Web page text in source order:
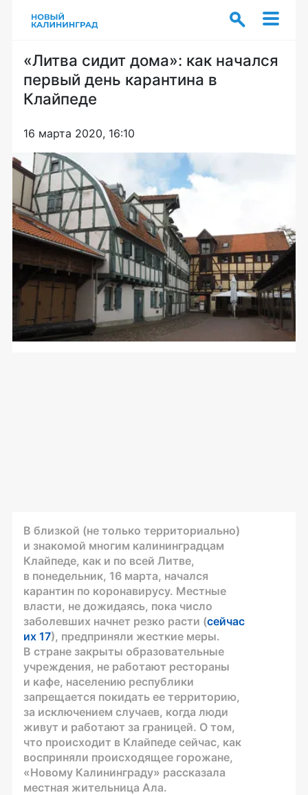
«Литва сидит дома»: как начался
первый день карантина в
Клайпеде
16 марта 2020, 16:10
В близкой (не только территориально)
и знакомой многим калининградцам
Клайпеде, как и по всей Литве,
в понедельник, 16 марта, начался
карантин по коронавирусу. Местные
власти, не дожидаясь, пока число
заболевших начнет резко расти (сейчас
их 17), предприняли жесткие меры.
В стране закрыты образовательные
учреждения, не работают рестораны
и кафе, населению республики
запрещается покидать ее территорию,
за исключением случаев, когда люди
живут и работают за границей. О том,
что происходит в Клайпеде сейчас, как
восприняли происходящее горожане,
«Новому Калининграду» рассказала
местная жительница Ала.